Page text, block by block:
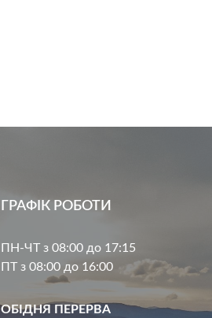
ГРАФІК РОБОТИ
ПН-ЧТ з 08:00 до 17:15
ПТ з 08:00 до 16:00
ОБІДНЯ ПЕРЕРВА